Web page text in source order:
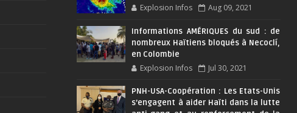
Explosion Infos Aug 09, 2021
Informations AMÉRIQUES du sud : de
nombreux Haïtiens bloqués à Necoclí,
en Colombie
Explosion Infos Jul 30, 2021
PNH-USA-Coopération : Les Etats-Unis
s’engagent à aider Haïti dans la lutte